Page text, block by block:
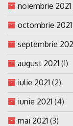
noiembrie 2021
octombrie 2021
septembrie
august 2021 (1)
iulie 2021 (2)
iunie 2021 (4)
mai 2021 (3)